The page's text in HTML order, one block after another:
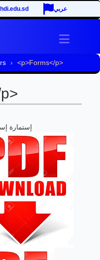
عربي
Toggle
<p>Forms</p>
إستمارة